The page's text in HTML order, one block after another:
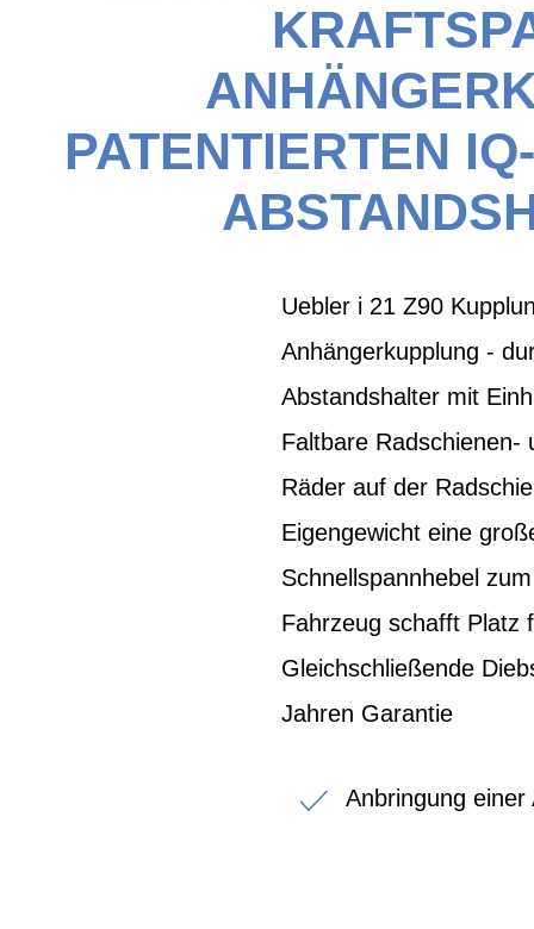
PATENTIERTEN
Uebler i 21 Z90
Anhängerkupplung -
Abstandshalter mit
Faltbare Radschienen-
Räder auf der
Eigengewicht eine
Schnellspannhebel
Fahrzeug schafft Platz
Gleichschließende
Jahren Garantie
Anbringung